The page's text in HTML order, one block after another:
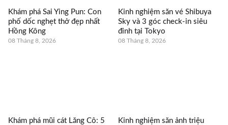
Khám phá Sai Ying Pun: Con
phố dốc nghẹt thở đẹp nhất
Hồng Kông
08 Tháng 8, 2026
Kinh nghiệm săn vé Shibuya
Sky và 3 góc check-in siêu
đỉnh tại Tokyo
08 Tháng 8, 2026
Khám phá mũi cát Lăng Cô: 5
Kinh nghiệm săn ảnh triệu